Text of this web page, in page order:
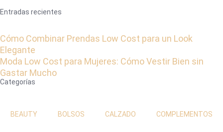
Entradas recientes
Cómo Combinar Prendas Low Cost para un Look
Elegante
Moda Low Cost para Mujeres: Cómo Vestir Bien sin
Gastar Mucho
Categorías
BEAUTY BOLSOS CALZADO COMPLEMENTOS